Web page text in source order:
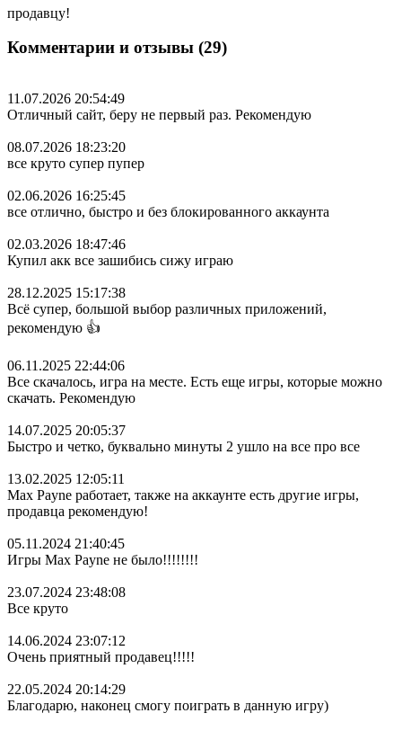
продавцу!
Комментарии и отзывы (29)
11.07.2026 20:54:49
Отличный сайт, беру не первый раз. Рекомендую
08.07.2026 18:23:20
все круто супер пупер
02.06.2026 16:25:45
все отлично, быстро и без блокированного аккаунта
02.03.2026 18:47:46
Купил акк все зашибись сижу играю
28.12.2025 15:17:38
Всё супер, большой выбор различных приложений,
рекомендую 👍
06.11.2025 22:44:06
Все скачалось, игра на месте. Есть еще игры, которые можно
скачать. Рекомендую
14.07.2025 20:05:37
Быстро и четко, буквально минуты 2 ушло на все про все
13.02.2025 12:05:11
Max Payne работает, также на аккаунте есть другие игры,
продавца рекомендую!
05.11.2024 21:40:45
Игры Max Payne не было!!!!!!!!
23.07.2024 23:48:08
Все круто
14.06.2024 23:07:12
Очень приятный продавец!!!!!
22.05.2024 20:14:29
Благодарю, наконец смогу поиграть в данную игру)